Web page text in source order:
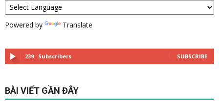
Powered by Translate
239 Subscribers SUBSCRIBE
BÀI VIẾT GẦN ĐÂY